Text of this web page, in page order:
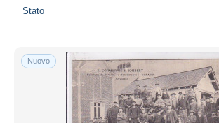
Stato
Nuovo